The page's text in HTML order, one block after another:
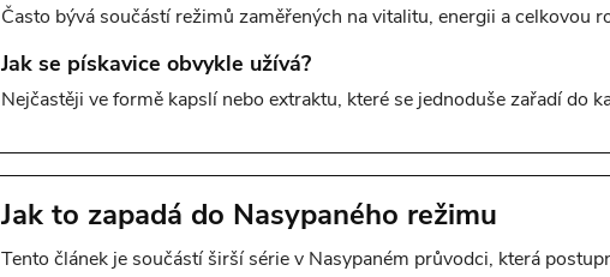
Často bývá součástí režimů zaměřených na vitalitu, energii a celkovou
Jak se pískavice obvykle užívá?
Nejčastěji ve formě kapslí nebo extraktu, které se jednoduše zařadí do
Jak to zapadá do Nasypaného režimu
Tento článek je součástí širší série v Nasypaném průvodci, která